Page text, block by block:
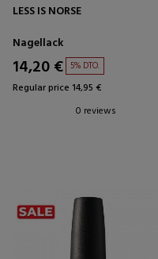
LESS IS NORSE
Nagellack
14,20 € 5% DTO.
Regular price 14,95 €
0 reviews